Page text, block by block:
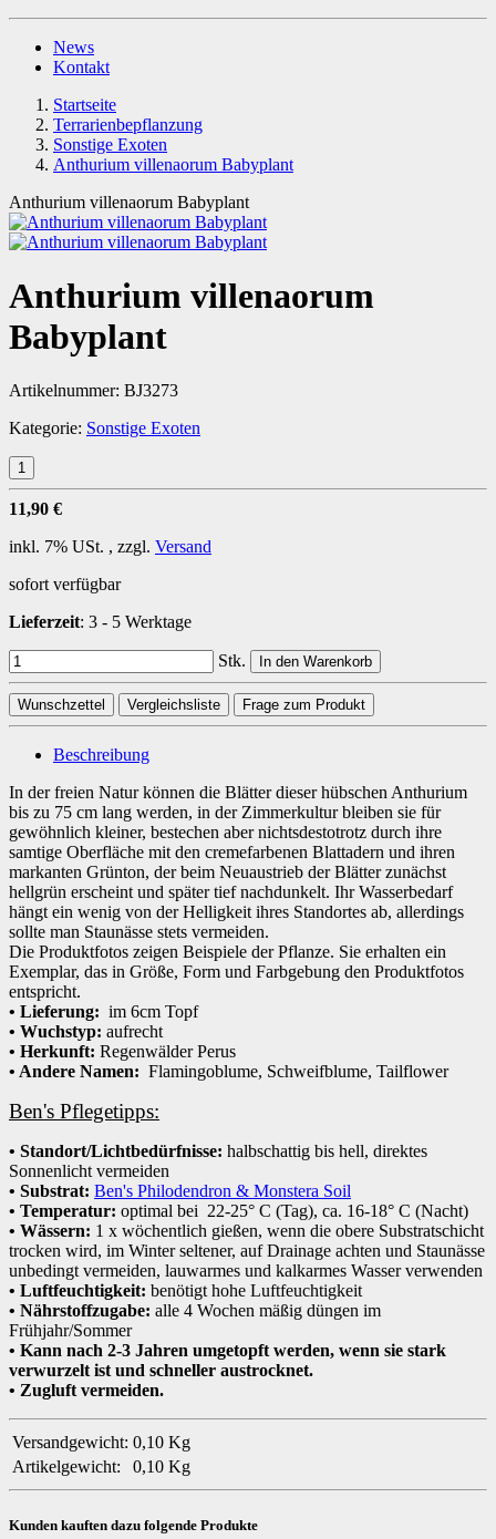
News
Kontakt
Startseite
Terrarienbepflanzung
Sonstige Exoten
Anthurium villenaorum Babyplant
Anthurium villenaorum Babyplant
Anthurium villenaorum
Babyplant
Artikelnummer: BJ3273
Kategorie: Sonstige Exoten
11,90 €
inkl. 7% USt. , zzgl. Versand
sofort verfügbar
Lieferzeit: 3 - 5 Werktage
Stk. In den Warenkorb
Wunschzettel Vergleichsliste Frage zum Produkt
Beschreibung
In der freien Natur können die Blätter dieser hübschen Anthurium
bis zu 75 cm lang werden, in der Zimmerkultur bleiben sie für
gewöhnlich kleiner, bestechen aber nichtsdestotrotz durch ihre
samtige Oberfläche mit den cremefarbenen Blattadern und ihren
markanten Grünton, der beim Neuaustrieb der Blätter zunächst
hellgrün erscheint und später tief nachdunkelt. Ihr Wasserbedarf
hängt ein wenig von der Helligkeit ihres Standortes ab, allerdings
sollte man Staunässe stets vermeiden.
Die Produktfotos zeigen Beispiele der Pflanze. Sie erhalten ein
Exemplar, das in Größe, Form und Farbgebung den Produktfotos
entspricht.
• Lieferung: im 6cm Topf
• Wuchstyp: aufrecht
• Herkunft: Regenwälder Perus
• Andere Namen: Flamingoblume, Schweifblume, Tailflower
Ben's Pflegetipps:
• Standort/Lichtbedürfnisse: halbschattig bis hell, direktes
Sonnenlicht vermeiden
• Substrat: Ben's Philodendron & Monstera Soil
• Temperatur: optimal bei 22-25° C (Tag), ca. 16-18° C (Nacht)
• Wässern: 1 x wöchentlich gießen, wenn die obere Substratschicht
trocken wird, im Winter seltener, auf Drainage achten und Staunässe
unbedingt vermeiden, lauwarmes und kalkarmes Wasser verwenden
• Luftfeuchtigkeit: benötigt hohe Luftfeuchtigkeit
• Nährstoffzugabe: alle 4 Wochen mäßig düngen im
Frühjahr/Sommer
• Kann nach 2-3 Jahren umgetopft werden, wenn sie stark
verwurzelt ist und schneller austrocknet.
• Zugluft vermeiden.
Versandgewicht: 0,10 Kg
Artikelgewicht:
0,10 Kg
Kunden kauften dazu folgende Produkte